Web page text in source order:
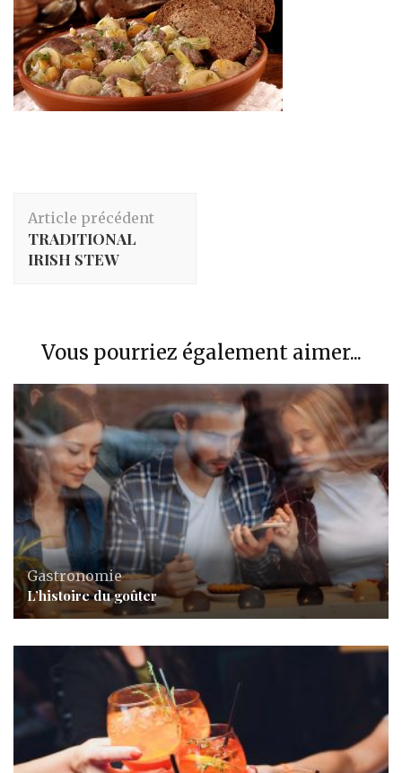
d'article
Article précédent
TRADITIONAL
IRISH STEW
Vous pourriez également aimer...
Gastronomie
L’histoire du goûter